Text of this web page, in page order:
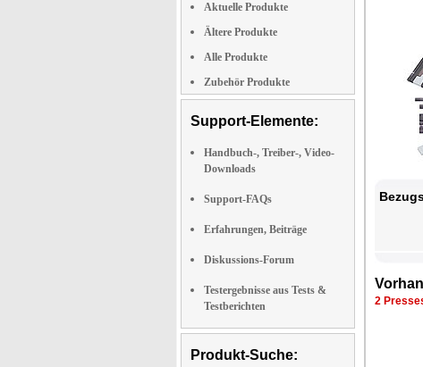
Aktuelle Produkte
Ältere Produkte
Alle Produkte
Zubehör Produkte
Support-Elemente:
Handbuch-, Treiber-, Video-
Downloads
Support-FAQs
Erfahrungen, Beiträge
Diskussions-Forum
Testergebnisse aus Tests &
Testberichten
Produkt-Suche:
2